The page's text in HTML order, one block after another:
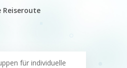
Reiseroute
für individuelle